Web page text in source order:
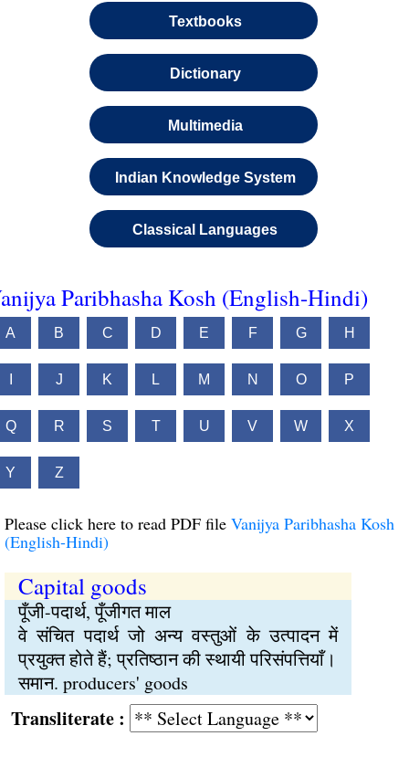
Textbooks
Dictionary
Multimedia
Indian Knowledge System
Classical Languages
Paribhasha Kosh (English-Hindi)
A B C D E F G H
J K L M N O P
Q R S T U V W X
Y Z
Please click here to read PDF file Vanijya Paribhasha Kosh
(English-Hindi)
Capital goods
पूँजी-पदार्थ, पूँजीगत माल
वे संचित पदार्थ जो अन्य वस्तुओं के उत्पादन में
प्रयुक्त होते हैं; प्रतिष्ठान की स्थायी परिसंपत्तियाँ।
समान. producers' goods
: